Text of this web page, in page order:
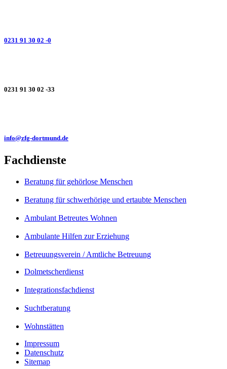
0231 91 30 02 -0
0231 91 30 02 -33
info@zfg-dortmund.de
Fachdienste
Beratung für gehörlose Menschen
Beratung für schwerhörige und ertaubte Menschen
Ambulant Betreutes Wohnen
Ambulante Hilfen zur Erziehung
Betreuungsverein / Amtliche Betreuung
Dolmetscherdienst
Integrationsfachdienst
Suchtberatung
Wohnstätten
Impressum
Datenschutz
Sitemap